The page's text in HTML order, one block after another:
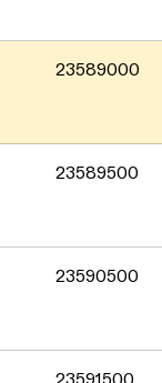
23589000
23589500
23590500